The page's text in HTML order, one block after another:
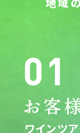
ワインツ